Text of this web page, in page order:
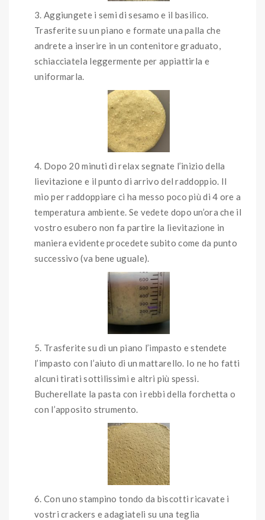
Aggiungete i semi di sesamo e il basilico.
Trasferite su un piano e formate una palla che
andrete a inserire in un contenitore graduato,
schiacciatela leggermente per appiattirla e
uniformarla.
Dopo 20 minuti di relax segnate l’inizio della
lievitazione e il punto di arrivo del raddoppio. Il
mio per raddoppiare ci ha messo poco più di 4 ore a
temperatura ambiente. Se vedete dopo un’ora che il
vostro esubero non fa partire la lievitazione in
maniera evidente procedete subito come da punto
successivo (va bene uguale).
Trasferite su di un piano l’impasto e stendete
l’impasto con l’aiuto di un mattarello. Io ne ho fatti
alcuni tirati sottilissimi e altri più spessi.
Bucherellate la pasta con i rebbi della forchetta o
con l’apposito strumento.
Con uno stampino tondo da biscotti ricavate i
vostri crackers e adagiateli su una teglia